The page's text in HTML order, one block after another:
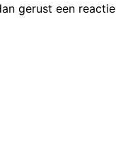
gerust een reactie